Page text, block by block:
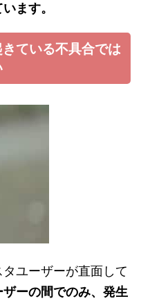
ます。
ている不具合では
ユーザーが直面して
ザーの間でのみ、発生